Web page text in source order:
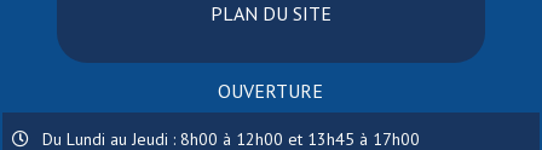
PLAN DU SITE
OUVERTURE
Du Lundi au Jeudi : 8h00 à 12h00 et 13h45 à 17h00